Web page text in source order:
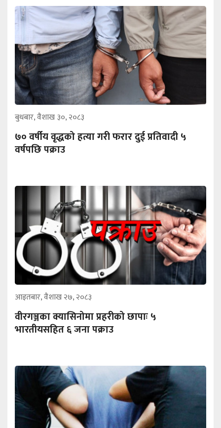
बुधबार, वैशाख ३०, २०८३
७० वर्षीय वृद्धको हत्या गरी फरार दुई प्रतिवादी ५
वर्षपछि पक्राउ
आइतबार, वैशाख २७, २०८३
वीरगञ्जका क्यासिनोमा प्रहरीको छापाः ५
भारतीयसहित ६ जना पक्राउ